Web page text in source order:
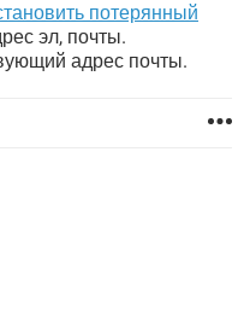
потерянный
эл, почты.
адрес почты.